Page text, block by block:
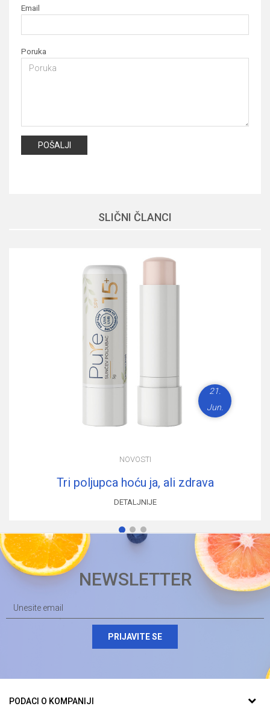
Email
Poruka
POŠALJI
SLIČNI ČLANCI
21.
Jun.
NOVOSTI
Tri poljupca hoću ja, ali zdrava
DETALJNIJE
1 2 3
NEWSLETTER
PRIJAVITE SE
PODACI O KOMPANIJI